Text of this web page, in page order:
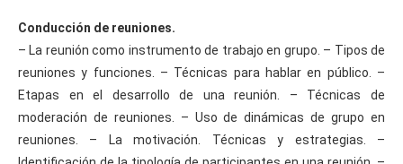
Conducción de reuniones.
– La reunión como instrumento de trabajo en grupo. – Tipos de
reuniones y funciones. – Técnicas para hablar en público. –
Etapas en el desarrollo de una reunión. – Técnicas de
moderación de reuniones. – Uso de dinámicas de grupo en
reuniones. – La motivación. Técnicas y estrategias. –